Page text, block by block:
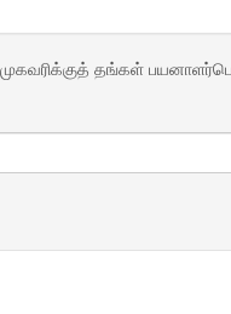
தங்கள்